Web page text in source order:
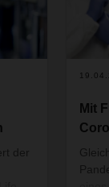
der
Mit